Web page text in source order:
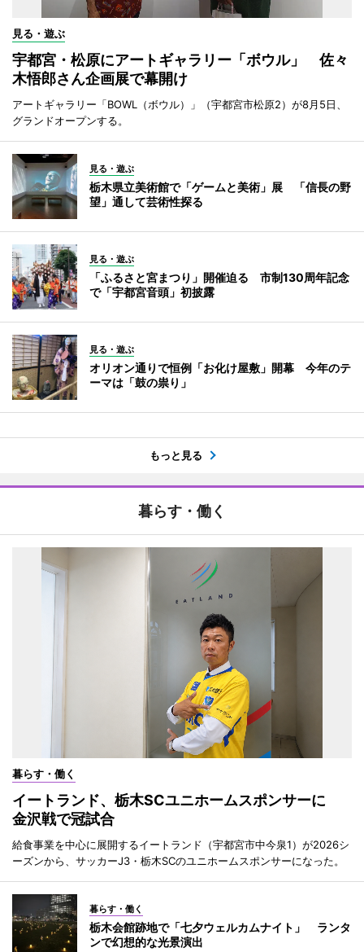
見る・遊ぶ
宇都宮・松原にアートギャラリー「ボウル」 佐々
木悟郎さん企画展で幕開け
アートギャラリー「BOWL（ボウル）」（宇都宮市松原2）が8月5日、
グランドオープンする。
見る・遊ぶ
栃木県立美術館で「ゲームと美術」展 「信長の野
望」通して芸術性探る
見る・遊ぶ
「ふるさと宮まつり」開催迫る 市制130周年記念
で「宇都宮音頭」初披露
見る・遊ぶ
オリオン通りで恒例「お化け屋敷」開幕 今年のテ
ーマは「鼓の祟り」
もっと見る
暮らす・働く
暮らす・働く
イートランド、栃木SCユニホームスポンサーに
金沢戦で冠試合
給食事業を中心に展開するイートランド（宇都宮市中今泉1）が2026シ
ーズンから、サッカーJ3・栃木SCのユニホームスポンサーになった。
暮らす・働く
栃木会館跡地で「七夕ウェルカムナイト」 ランタ
ンで幻想的な光景演出